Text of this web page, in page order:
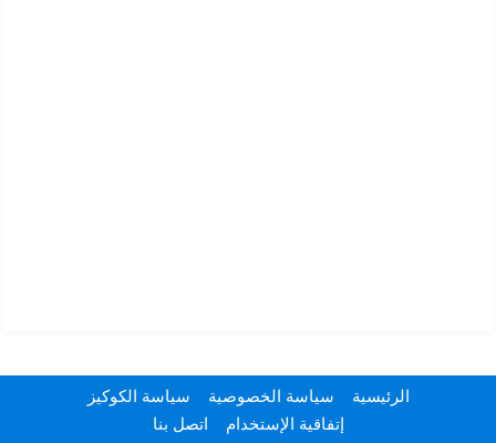
الرئيسية سياسة الخصوصية
سياسة الكوكيز
إتفاقية الإستخدام
اتصل بنا